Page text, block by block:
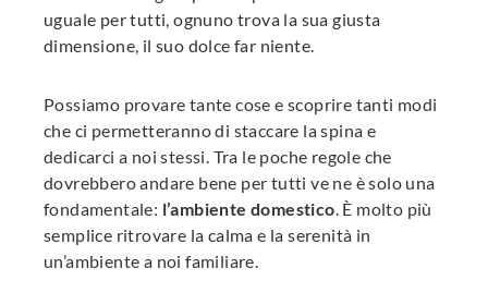
uguale per tutti, ognuno trova la sua giusta
dimensione, il suo dolce far niente.
Possiamo provare tante cose e scoprire tanti modi
che ci permetteranno di staccare la spina e
dedicarci a noi stessi. Tra le poche regole che
dovrebbero andare bene per tutti ve ne è solo una
fondamentale: l’ambiente domestico. È molto più
semplice ritrovare la calma e la serenità in
un’ambiente a noi familiare.